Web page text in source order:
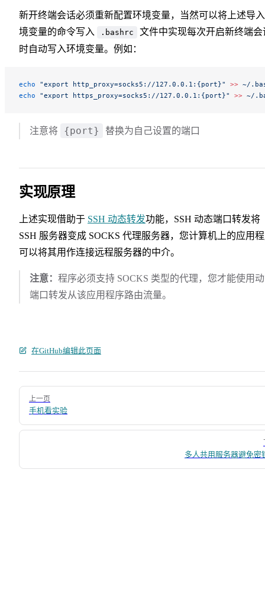
新开终端会话必须重新配置环境变量，当然可以将上述导
境变量的命令写入
.bashrc
文件中实现每次开启新终端会
时自动写入环境变量。例如：
echo "export http_proxy=socks5://127.0.0.1:{port}" >> ~/
echo "export https_proxy=socks5://127.0.0.1:{port}" >> ~/
注意将 {port} 替换为自己设置的端口
实现原理
上述实现借助于 SSH 动态转发功能，SSH 动态端口转发将
SSH 服务器变成 SOCKS 代理服务器，您计算机上的应用
可以将其用作连接远程服务器的中介。
注意： 程序必须支持 SOCKS 类型的代理，您才能使用
端口转发从该应用程序路由流量。
在GitHub编辑此页面
Pager
上一页
手机看实验
多人共用服务器避免密